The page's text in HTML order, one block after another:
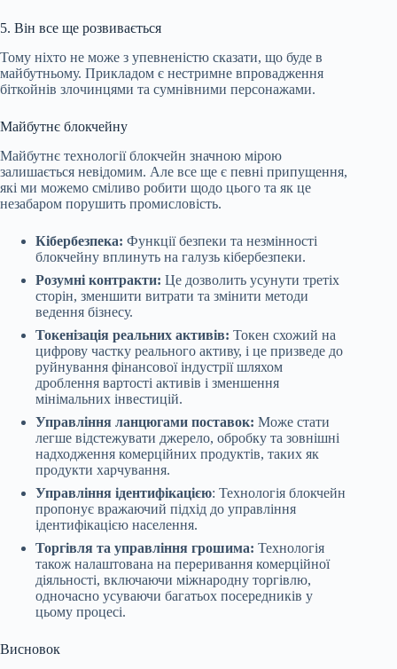
5. Він все ще розвивається
Тому ніхто не може з упевненістю сказати, що буде в
майбутньому. Прикладом є нестримне впровадження
біткойнів злочинцями та сумнівними персонажами.
Майбутнє блокчейну
Майбутнє технології блокчейн значною мірою
залишається невідомим. Але все ще є певні припущення,
які ми можемо сміливо робити щодо цього та як це
незабаром порушить промисловість.
Кібербезпека: Функції безпеки та незмінності
блокчейну вплинуть на галузь кібербезпеки.
Розумні контракти: Це дозволить усунути третіх
сторін, зменшити витрати та змінити методи
ведення бізнесу.
Токенізація реальних активів: Токен схожий на
цифрову частку реального активу, і це призведе до
руйнування фінансової індустрії шляхом
дроблення вартості активів і зменшення
мінімальних інвестицій.
Управління ланцюгами поставок: Може стати
легше відстежувати джерело, обробку та зовнішні
надходження комерційних продуктів, таких як
продукти харчування.
Управління ідентифікацією: Технологія блокчейн
пропонує вражаючий підхід до управління
ідентифікацією населення.
Торгівля та управління грошима: Технологія
також налаштована на переривання комерційної
діяльності, включаючи міжнародну торгівлю,
одночасно усуваючи багатьох посередників у
цьому процесі.
Висновок